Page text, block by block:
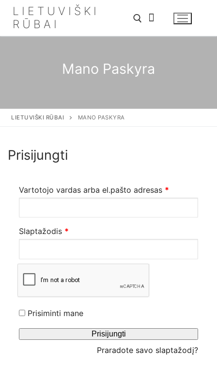
LIETUVIŠKI
RŪBAI
Mano Paskyra
LIETUVIŠKI RŪBAI MANO PASKYRA
Prisijungti
Vartotojo vardas arba el.pašto adresas *
Slaptažodis *
Prisiminti mane
Prisijungti
Praradote savo slaptažodį?